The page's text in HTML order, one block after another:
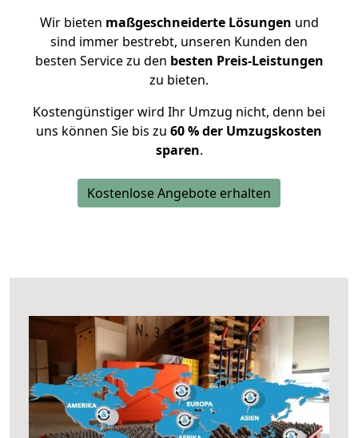
Wir bieten maßgeschneiderte Lösungen und
sind immer bestrebt, unseren Kunden den
besten Service zu den besten Preis-Leistungen
zu bieten.
Kostengünstiger wird Ihr Umzug nicht, denn bei
uns können Sie bis zu 60 % der Umzugskosten
sparen.
Kostenlose Angebote erhalten